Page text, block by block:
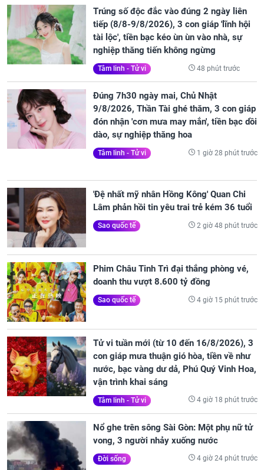
Trúng số độc đắc vào đúng 2 ngày liên
tiếp (8/8-9/8/2026), 3 con giáp 'lĩnh hội
tài lộc', tiền bạc kéo ùn ùn vào nhà, sự
nghiệp thăng tiến không ngừng
Tâm linh - Tử vi 48 phút trước
Đúng 7h30 ngày mai, Chủ Nhật
9/8/2026, Thần Tài ghé thăm, 3 con giáp
đón nhận 'cơn mưa may mắn', tiền bạc dồi
dào, sự nghiệp thăng hoa
Tâm linh - Tử vi 1 giờ 28 phút trước
'Đệ nhất mỹ nhân Hồng Kông' Quan Chi
Lâm phản hồi tin yêu trai trẻ kém 36 tuổi
Sao quốc tế 2 giờ 48 phút trước
Phim Châu Tinh Trì đại thắng phòng vé,
doanh thu vượt 8.600 tỷ đồng
Sao quốc tế 4 giờ 15 phút trước
Tử vi tuần mới (từ 10 đến 16/8/2026), 3
con giáp mưa thuận gió hòa, tiền về như
nước, bạc vàng dư dả, Phú Quý Vinh Hoa,
vận trình khai sáng
Tâm linh - Tử vi 4 giờ 18 phút trước
Nổ ghe trên sông Sài Gòn: Một phụ nữ tử
vong, 3 người nhảy xuống nước
Đời sống 4 giờ 24 phút trước